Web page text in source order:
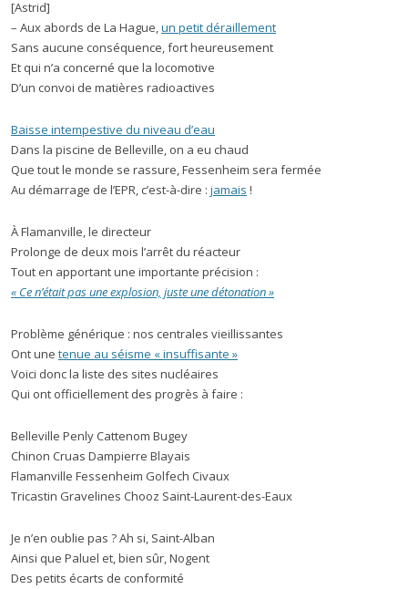
[Astrid]
– Aux abords de La Hague,un petit déraillement
Sans aucune conséquence, fort heureusement
Et qui n’a concerné que la locomotive
D’un convoi de matières radioactives
Baisse intempestive du niveau d’eau
Dans la piscine de Belleville, on a eu chaud
Que tout le monde se rassure, Fessenheim sera fermée
Au démarrage de l’EPR, c’est-à-dire : jamais !
À Flamanville, le directeur
Prolonge de deux mois l’arrêt du réacteur
Tout en apportant une importante précision :
« Ce n’était pas une explosion, juste une détonation »
Problème générique : nos centrales vieillissantes
Ont une tenue au séisme « insuffisante »
Voici donc la liste des sites nucléaires
Qui ont officiellement des progrès à faire :
Belleville Penly Cattenom Bugey
Chinon Cruas Dampierre Blayais
Flamanville Fessenheim Golfech Civaux
Tricastin Gravelines Chooz Saint-Laurent-des-Eaux
Je n’en oublie pas ? Ah si, Saint-Alban
Ainsi que Paluel et, bien sûr, Nogent
Des petits écarts de conformité